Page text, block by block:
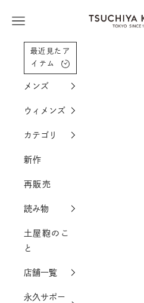
土屋鞄製造所
メニューを開く
最近見たア
イテム
メンズ
ウィメンズ
カテゴリ
新作
再販売
読み物
土屋鞄のこ
と
店舗一覧
永久サポー